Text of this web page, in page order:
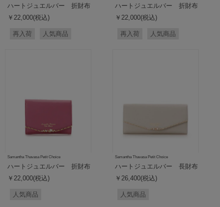
ハートジュエルバー 折財布
￥22,000(税込)
再入荷 人気商品
ハートジュエルバー 折財布
￥22,000(税込)
再入荷 人気商品
Samantha Thavasa Petit Choice
ハートジュエルバー 折財布
￥22,000(税込)
人気商品
Samantha Thavasa Petit Choice
ハートジュエルバー 長財布
￥26,400(税込)
人気商品